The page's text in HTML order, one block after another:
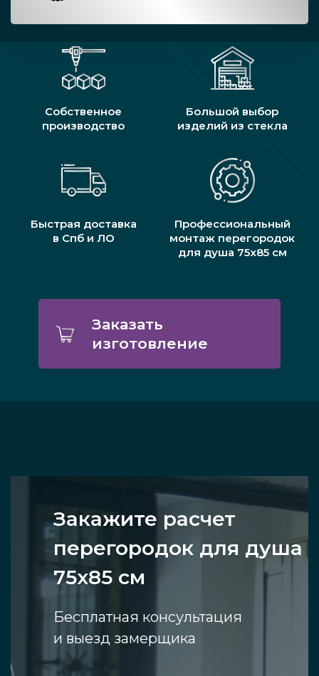
Собственное
производство
Большой выбор
изделий из стекла
Быстрая доставка
в Спб и ЛО
Профессиональный
монтаж перегородок
для душа 75х85 см
Заказать
изготовление
Закажите расчет
перегородок для душа
75х85 см
Бесплатная консультация
и выезд замерщика